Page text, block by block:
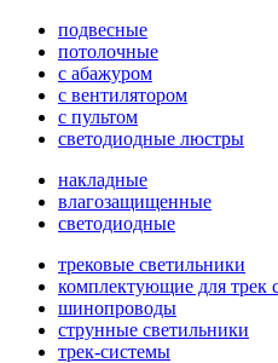
подвесные
потолочные
с абажуром
с вентилятором
с пультом
светодиодные люстры
накладные
влагозащищенные
светодиодные
трековые светильники
комплектующие для трек
шинопроводы
струнные светильники
трек-системы